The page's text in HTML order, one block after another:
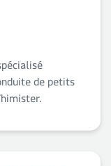
de petits